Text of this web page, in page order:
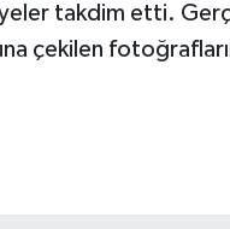
takdim etti.
çekilen